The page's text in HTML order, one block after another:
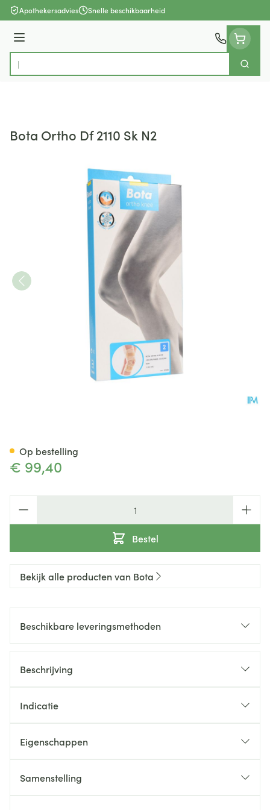
Ga naar de inhoud
Apothekersadvies Snelle beschikbaarheid
Menu
Product, merk, categorie...
Zoek
Bota Ortho Df 2110 Sk N2
€ 99,40
Bestel
Op bestelling
Bekijk alle producten van Bota
Beschikbare leveringsmethoden
Beschrijving
Indicatie
Eigenschappen
Samenstelling